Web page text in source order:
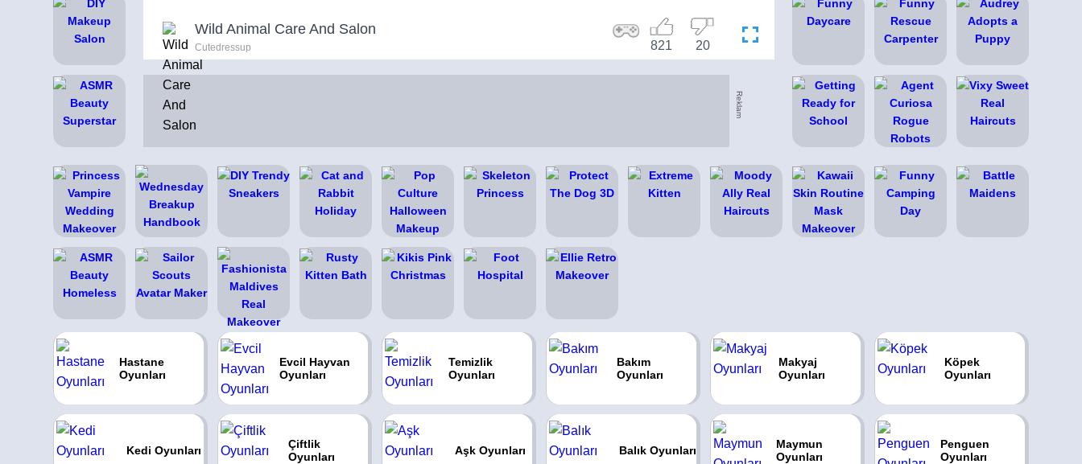
Wild Animal Care And Salon
Cutedressup 20
821
Reklam
Hastane
Oyunları
Evcil Hayvan
Oyunları
Temizlik
Oyunları
Bakım
Oyunları
Makyaj
Oyunları
Köpek
Oyunları
Kedi Oyunları
Çiftlik
Oyunları
Aşk Oyunları Balık Oyunları
Maymun
Oyunları
Penguen
Oyunları